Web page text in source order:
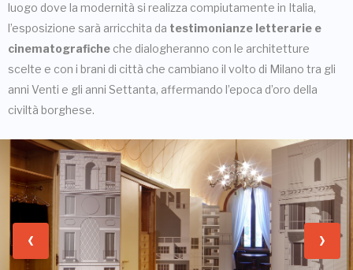
luogo dove la modernità si realizza compiutamente in Italia,
l’esposizione sarà arricchita da testimonianze letterarie e
cinematografiche che dialogheranno con le architetture
scelte e con i brani di città che cambiano il volto di Milano tra gli
anni Venti e gli anni Settanta, affermando l’epoca d’oro della
civiltà borghese.